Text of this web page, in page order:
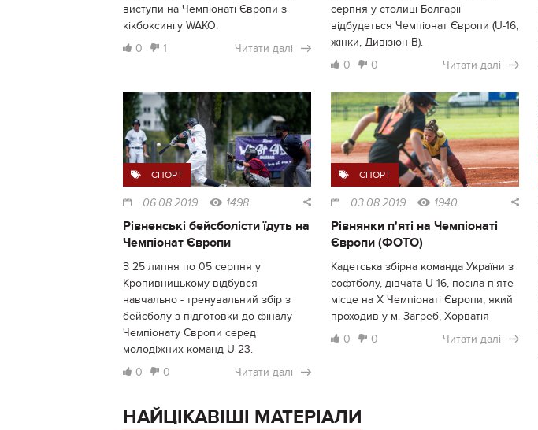
виступи на Чемпіонаті Європи з
кікбоксингу WAKO.
0
1 Читати далі
серпня у столиці Болгарії
відбудеться Чемпіонат Європи (U-16,
жінки, Дивізіон В).
0
0 Читати далі
СПОРТ
06.08.2019 1498
Рівненські бейсболісти їдуть на
Чемпіонат Європи
З 25 липня по 05 серпня у
Кропивницькому відбувся
навчально - тренувальний збір з
бейсболу з підготовки до фіналу
Чемпіонату Європи серед
молодіжних команд U-23.
0
0 Читати далі
СПОРТ
03.08.2019 1940
Рівнянки п'яті на Чемпіонаті
Європи (ФОТО)
Кадетська збірна команда України з
софтболу, дівчата U-16, посіла п'яте
місце на Х Чемпіонаті Європи, який
проходив у м. Загреб, Хорватія
0
0 Читати далі
НАЙЦІКАВІШІ МАТЕРІАЛИ